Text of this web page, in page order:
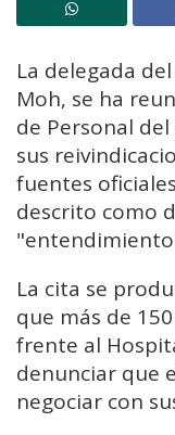
La delegada
Moh, se ha
de Personal
sus
fuentes
descrito como
La cita se
que más de
frente al
denunciar que
negociar con